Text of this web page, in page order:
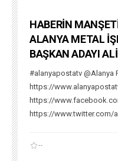
HABERİN
ALANYA METAL
BAŞKAN ADAYI
#alanyapostatv @Alanya
https://
https://
https://www.twitter.com/
--